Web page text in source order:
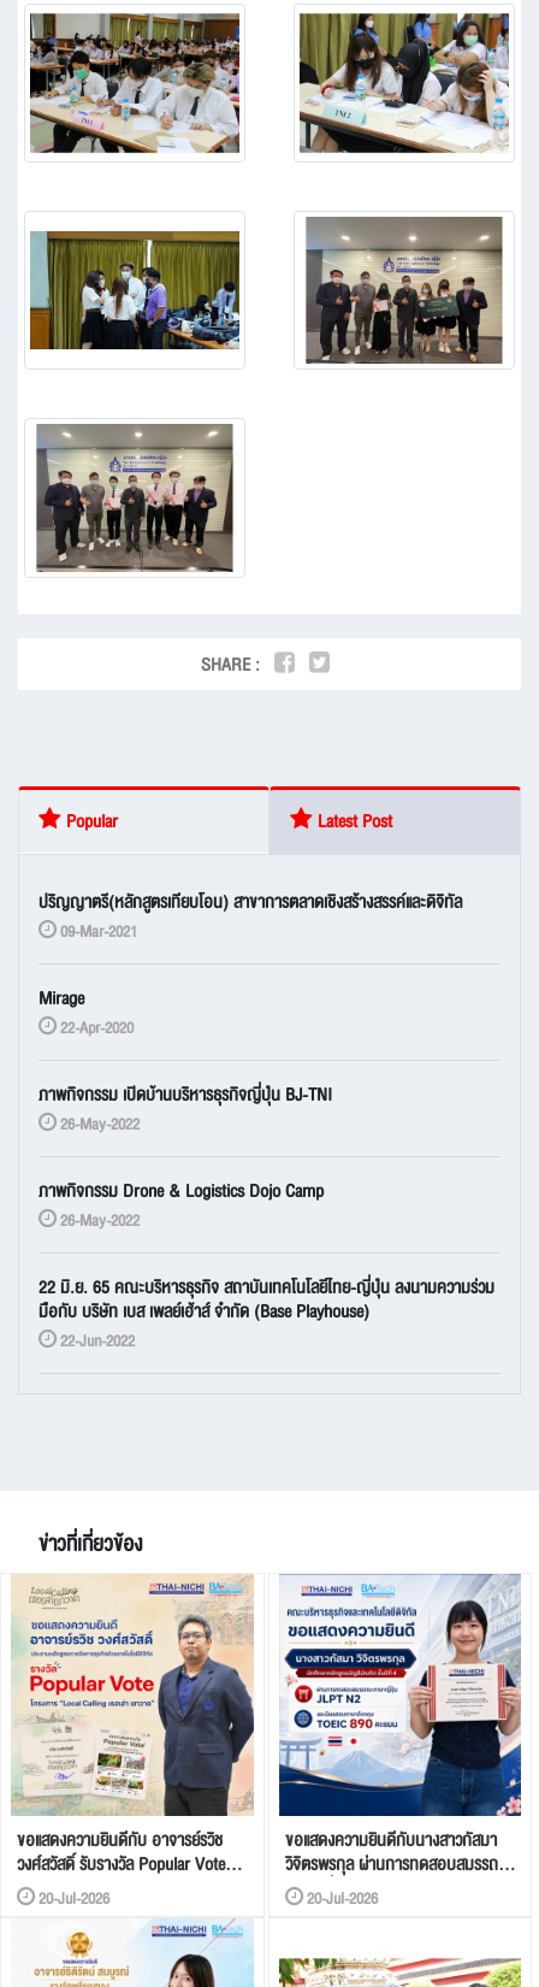
SHARE :
Popular Latest Post
ปริญญาตรี(หลักสูตรเทียบโอน) สาขาการตลาดเชิงสร้างสรรค์และดิจิทัล
09-Mar-2021
Mirage
22-Apr-2020
ภาพกิจกรรม เปิดบ้านบริหารธุรกิจญี่ปุ่น BJ-TNI
26-May-2022
ภาพกิจกรรม Drone & Logistics Dojo Camp
26-May-2022
22 มิ.ย. 65 คณะบริหารธุรกิจ สถาบันเทคโนโลยีไทย-ญี่ปุ่น ลงนามความร่วม
มือกับ บริษัท เบส เพลย์เฮ้าส์ จำกัด (Base Playhouse)
22-Jun-2022
ข่าวที่เกี่ยวข้อง
ขอแสดงความยินดีกับ อาจารย์รวิช
วงศ์สวัสดิ์ รับรางวัล Popular Vote
จากโครงการ “Local Calling เธอเล่า
เขาวาด”
20-Jul-2026
ขอแสดงความยินดีกับนางสาวกัสมา
วิจิตรพรกุล ผ่านการทดสอบสมรรถนะ
ภาษาญี่ปุ่น JLPT N2 และผลสอบ
ภาษาอังกฤษ Toeic 890
20-Jul-2026